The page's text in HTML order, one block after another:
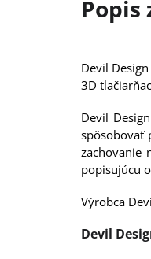
Devil
3D
Devil
spôsobovať
zachovanie
popisujúcu
Výrobca
Devil